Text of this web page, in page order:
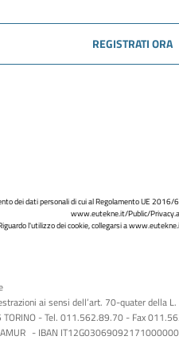
REGISTRATI ORA
dei dati personali di cui al Regolamento UE
www.eutekne.it/Public/
l'utilizzo dei cookie, collegarsi a
ai sensi dell’art. 70-quater della
- Tel. 011.562.89.70 - Fax
- IBAN